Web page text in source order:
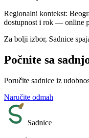
Regionalni kontekst:
dostupnost i rok — online
Za bolji izbor, Sadnice
Počnite sa
Poručite sadnice iz
Naručite odmah
Sadnice